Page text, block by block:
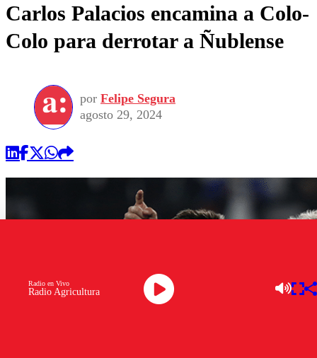
Carlos Palacios encamina a Colo-
Colo para derrotar a Ñublense
por Felipe Segura
agosto 29, 2024
Radio Agricultura
Radio en Vivo